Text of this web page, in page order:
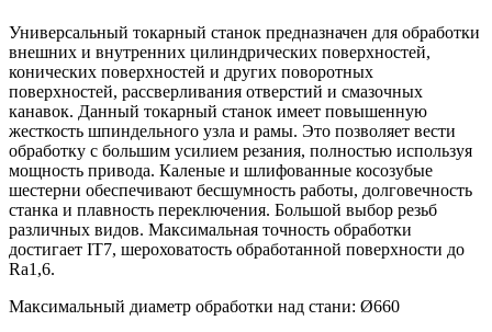
Универсальный токарный станок предназначен для обработки
внешних и внутренних цилиндрических поверхностей,
конических поверхностей и других поворотных
поверхностей, рассверливания отверстий и смазочных
канавок. Данный токарный станок имеет повышенную
жесткость шпиндельного узла и рамы. Это позволяет вести
обработку с большим усилием резания, полностью используя
мощность привода. Каленые и шлифованные косозубые
шестерни обеспечивают бесшумность работы, долговечность
станка и плавность переключения. Большой выбор резьб
различных видов. Максимальная точность обработки
достигает IT7, шероховатость обработанной поверхности до
Ra1,6.
Максимальный диаметр обработки над стани: Ø660